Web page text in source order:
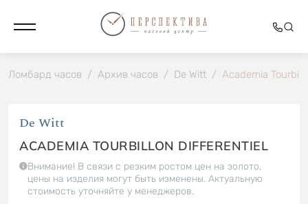
Ломбард часов / Архив часов / De Witt / Academia
De Witt
ACADEMIA TOURBILLON DIFFERENTIEL
Внимание! В связи с резким ростом цен на золото,
цены на изделия могут быть изменены. Актуальную
стоимость уточняйте у менеджеров.